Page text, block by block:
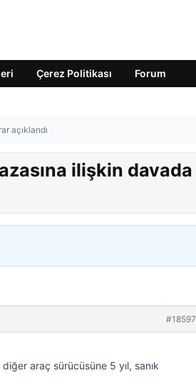
Çerez Politikası Forum
açıklandı
ilişkin davada
#18597
araç sürücüsüne 5 yıl, sanık